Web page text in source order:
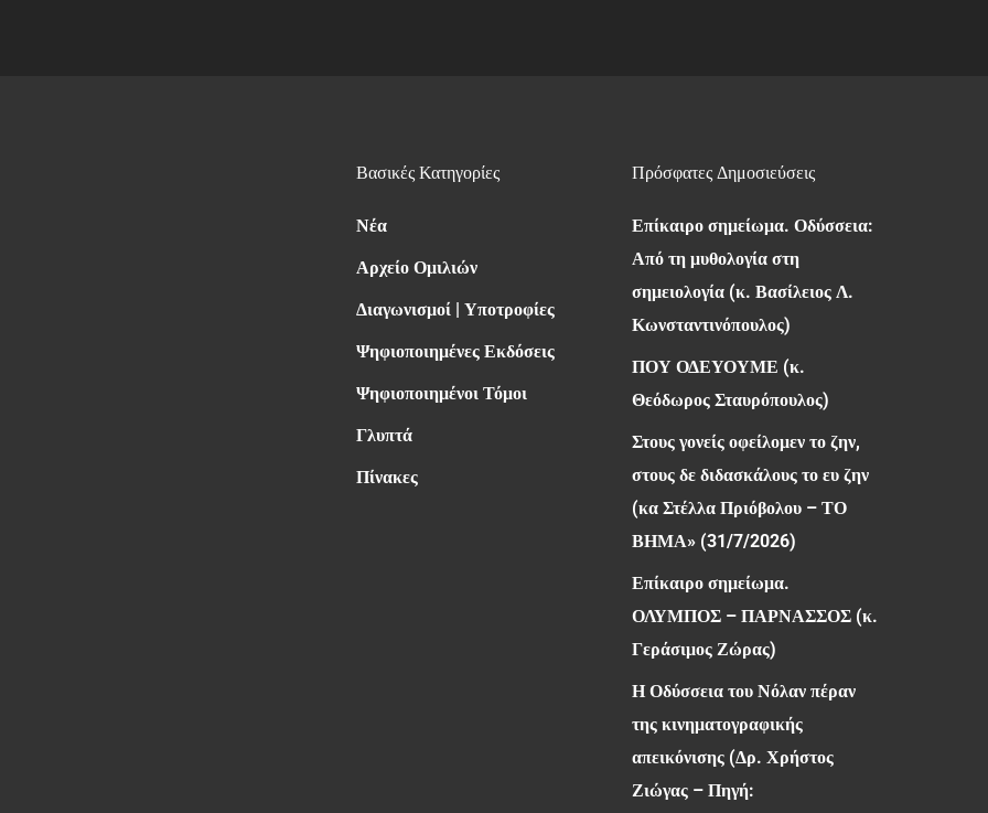
Βασικές Κατηγορίες
Νέα
Αρχείο Ομιλιών
Διαγωνισμοί | Υποτροφίες
Ψηφιοποιημένες Εκδόσεις
Ψηφιοποιημένοι Τόμοι
Γλυπτά
Πίνακες
Πρόσφατες Δημοσιεύσεις
Επίκαιρο σημείωμα. Οδύσσεια:
Από τη μυθολογία στη
σημειολογία (κ. Βασίλειος Λ.
Κωνσταντινόπουλος)
ΠΟΥ ΟΔΕΥΟΥΜΕ (κ.
Θεόδωρος Σταυρόπουλος)
Στους γονείς οφείλομεν το ζην,
στους δε διδασκάλους το ευ ζην
(κα Στέλλα Πριόβολου – ΤΟ
ΒΗΜΑ» (31/7/2026)
Επίκαιρο σημείωμα.
ΟΛΥΜΠΟΣ – ΠΑΡΝΑΣΣΟΣ (κ.
Γεράσιμος Ζώρας)
Η Οδύσσεια του Νόλαν πέραν
της κινηματογραφικής
απεικόνισης (Δρ. Χρήστος
Ζιώγας – Πηγή: